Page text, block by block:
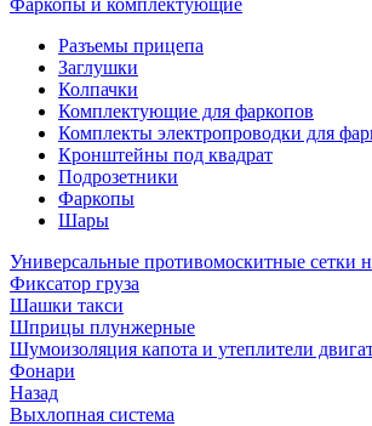
Фаркопы и комплектующие
Разъемы прицепа
Заглушки
Колпачки
Комплектующие для фаркопов
Комплекты электропроводки для
Кронштейны под квадрат
Подрозетники
Фаркопы
Шары
Универсальные противомоскитные сетки
Фиксатор груза
Шашки такси
Шприцы плунжерные
Шумоизоляция капота и утеплители
Фонари
Назад
Выхлопная система